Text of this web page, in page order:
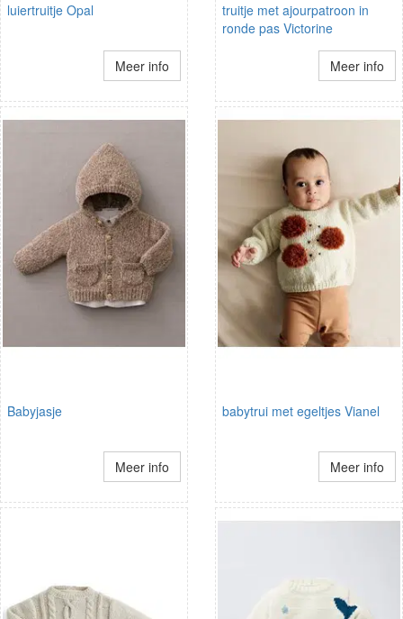
luiertruitje Opal
Meer info
truitje met ajourpatroon in
ronde pas Victorine
Meer info
Babyjasje
Meer info
babytrui met egeltjes Vianel
Meer info